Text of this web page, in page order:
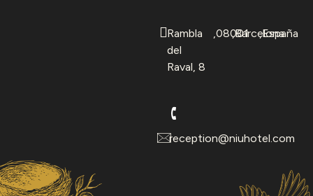
Rambla
del
Raval, 8
,08001
,Barcelona
,España
reception@niuhotel.com